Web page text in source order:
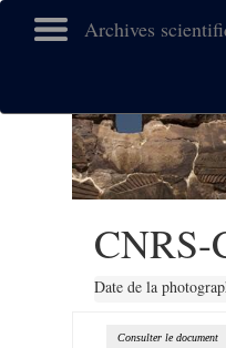
Archives
CNRS-
Date de la
Consulter le document